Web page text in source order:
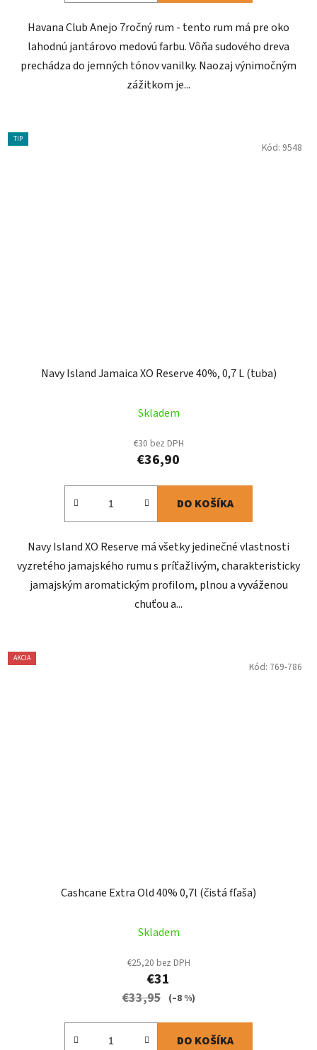
Havana Club Anejo 7ročný rum - tento rum má pre oko
lahodnú jantárovo medovú farbu. Vôňa sudového dreva
prechádza do jemných tónov vanilky. Naozaj výnimočným
zážitkom je...
TIP
Navy Island Jamaica XO Reserve 40%, 0,7 L (tuba)
Skladem
€30 bez DPH
€36,90
DO KOŠÍKA
Navy Island XO Reserve má všetky jedinečné vlastnosti
vyzretého jamajského rumu s príťažlivým, charakteristicky
jamajským aromatickým profilom, plnou a vyváženou
chuťou a...
Kód: 9548
AKCIA
Cashcane Extra Old 40% 0,7l (čistá fľaša)
Skladem
€25,20 bez DPH
€31
€33,95 (–8 %)
DO KOŠÍKA
Kód: 769-786